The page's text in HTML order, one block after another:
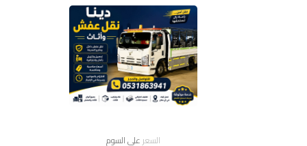
السعر على السوم